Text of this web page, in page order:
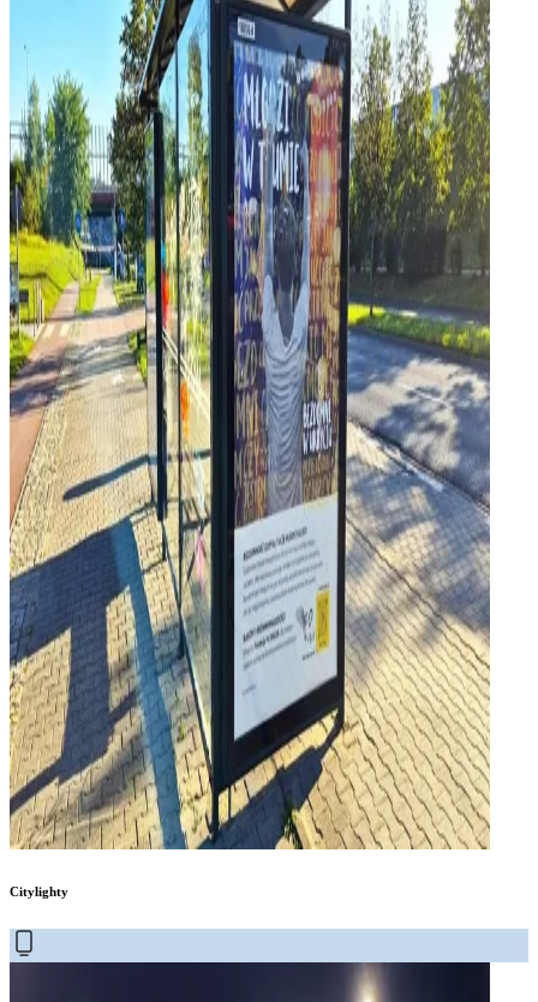
Citylighty